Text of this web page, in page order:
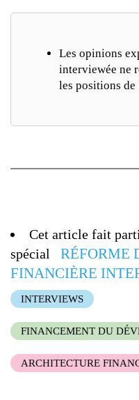
Les opinions
interviewée ne
les positions de
Cet article fait
spécial
RÉFORME
FINANCIÈRE
INTERVIEWS
FINANCEMENT DU
ARCHITECTURE